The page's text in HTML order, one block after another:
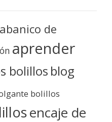
abanico de
aprender
bolillos blog
bolillos
encaje de